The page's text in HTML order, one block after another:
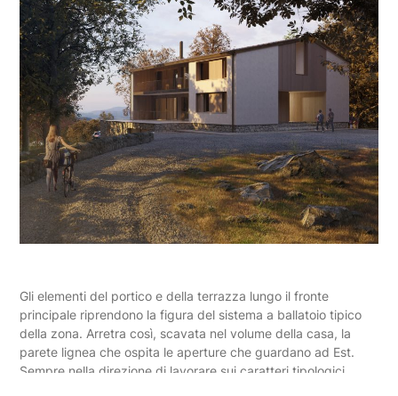
Gli elementi del portico e della terrazza lungo il fronte
principale riprendono la figura del sistema a ballatoio tipico
della zona. Arretra così, scavata nel volume della casa, la
parete lignea che ospita le aperture che guardano ad Est.
Sempre nella direzione di lavorare sui caratteri tipologici